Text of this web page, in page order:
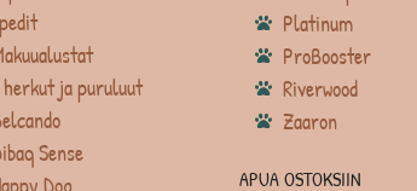
ja puruluut
Sense
Platinum
ProBooster
Riverwood
Zaaron
APUA OSTOKSIIN